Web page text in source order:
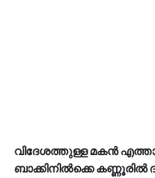
വിദേശത്തുള്ള മകന്‍
ബാക്കിനില്‍ക്കെ കണ്ണൂരില്‍